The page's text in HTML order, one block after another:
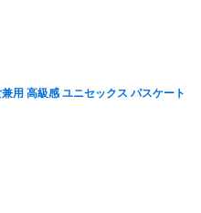
用 高級感 ユニセックス パスケート